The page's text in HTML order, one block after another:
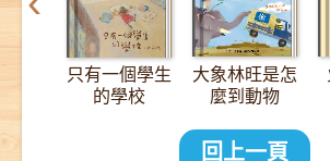
只有一個學生
的學校
大象林旺是怎
麼到動物
2000公里的
回上一頁